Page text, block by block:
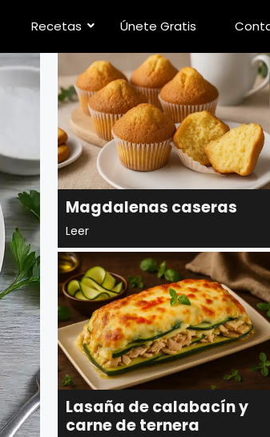
Recetas Únete Gratis
Magdalenas caseras
Leer
Lasaña de calabacín y
carne de ternera